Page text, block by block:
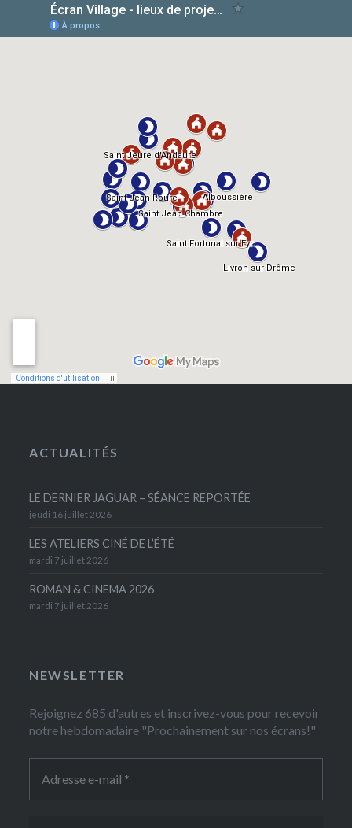
ACTUALITÉS
LE DERNIER JAGUAR – SÉANCE REPORTÉE
jeudi 16 juillet 2026
LES ATELIERS CINÉ DE L’ÉTÉ
mardi 7 juillet 2026
ROMAN & CINEMA 2026
mardi 7 juillet 2026
NEWSLETTER
Rejoignez 685 d'autres et inscrivez-vous pour recevoir
notre hebdomadaire "Prochainement sur nos écrans!"